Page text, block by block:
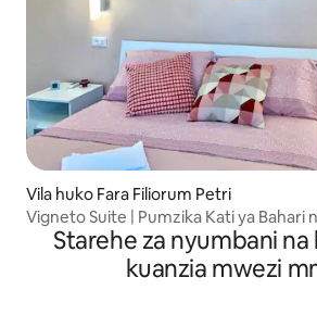
Vila huko Fara Filiorum Petri
Vigneto Suite | Pumzika Kati ya Bahari
Starehe za nyumbani na
kuanzia mwezi